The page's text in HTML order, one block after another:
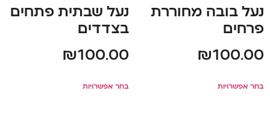
נעל בובה מחוררת
פרחים
₪100.00
בחר אפשרויות
נעל שבתית פתחים
בצדדים
₪100.00
בחר אפשרויות